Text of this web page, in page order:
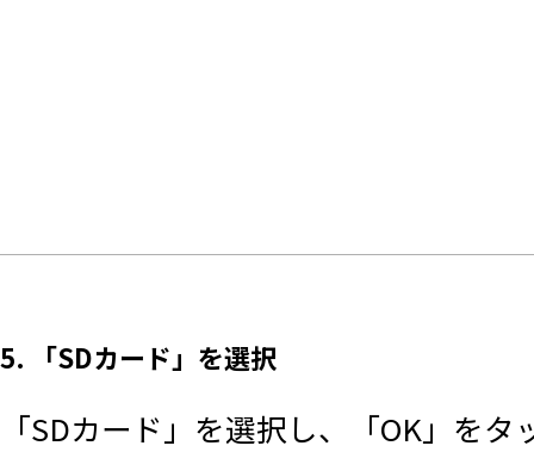
5. 「SDカード」を選択
「SDカード」を選択し、「OK」をタ